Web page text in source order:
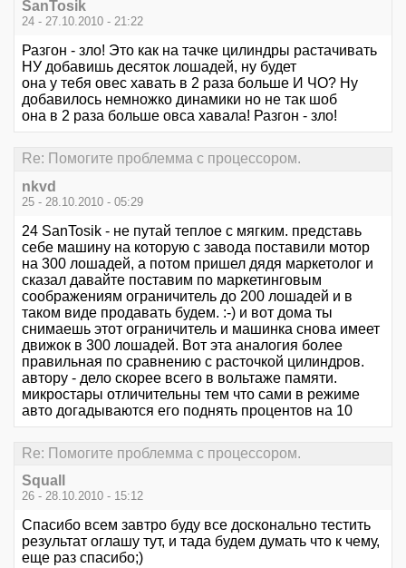
SanTosik
24 - 27.10.2010 - 21:22
Разгон - зло! Это как на тачке цилиндры растачивать
НУ добавишь десяток лошадей, ну будет
она у тебя овес хавать в 2 раза больше И ЧО? Ну
добавилось немножко динамики но не так шоб
она в 2 раза больше овса хавала! Разгон - зло!
Re: Помогите проблемма с процессором.
nkvd
25 - 28.10.2010 - 05:29
24 SanTosik - не путай теплое с мягким. представь
себе машину на которую с завода поставили мотор
на 300 лошадей, а потом пришел дядя маркетолог и
сказал давайте поставим по маркетинговым
соображениям ограничитель до 200 лошадей и в
таком виде продавать будем. :-) и вот дома ты
снимаешь этот ограничитель и машинка снова имеет
движок в 300 лошадей. Вот эта аналогия более
правильная по сравнению с расточкой цилиндров.
автору - дело скорее всего в вольтаже памяти.
микростары отличительны тем что сами в режиме
авто догадываются его поднять процентов на 10
Re: Помогите проблемма с процессором.
Squall
26 - 28.10.2010 - 15:12
Спасибо всем завтро буду все досконально тестить
результат оглашу тут, и тада будем думать что к чему,
еще раз спасибо;)